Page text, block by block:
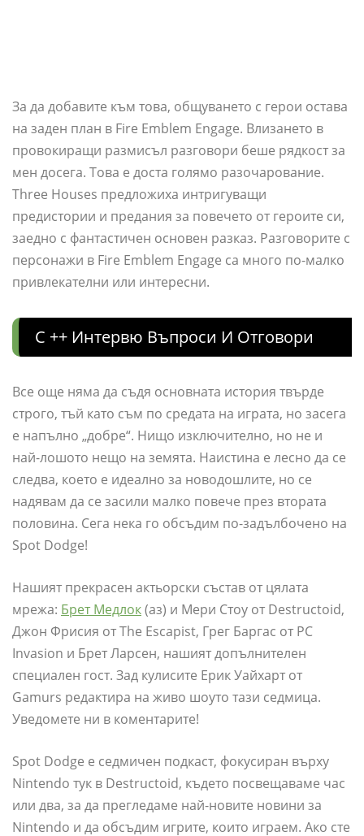
За да добавите към това, общуването с герои остава
на заден план в Fire Emblem Engage. Влизането в
провокиращи размисъл разговори беше рядкост за
мен досега. Това е доста голямо разочарование.
Three Houses предложиха интригуващи
предистории и предания за повечето от героите си,
заедно с фантастичен основен разказ. Разговорите с
персонажи в Fire Emblem Engage са много по-малко
привлекателни или интересни.
C ++ Интервю Въпроси И Отговори
Все още няма да съдя основната история твърде
строго, тъй като съм по средата на играта, но засега
е напълно „добре“. Нищо изключително, но не и
най-лошото нещо на земята. Наистина е лесно да се
следва, което е идеално за новодошлите, но се
надявам да се засили малко повече през втората
половина. Сега нека го обсъдим по-задълбочено на
Spot Dodge!
Нашият прекрасен актьорски състав от цялата
мрежа: Брет Медлок(аз) и Мери Стоу от Destructoid,
Джон Фрисия от The Escapist, Грег Баргас от PC
Invasion и Брет Ларсен, нашият допълнителен
специален гост. Зад кулисите Ерик Уайхарт от
Gamurs редактира на живо шоуто тази седмица.
Уведомете ни в коментарите!
Spot Dodge е седмичен подкаст, фокусиран върху
Nintendo тук в Destructoid, където посвещаваме час
или два, за да прегледаме най-новите новини за
Nintendo и да обсъдим игрите, които играем. Ако сте